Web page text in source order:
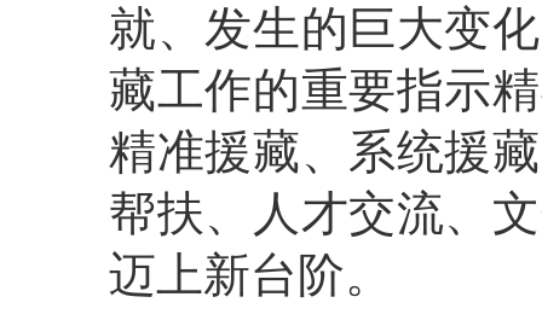
就、发生的巨大变
藏工作的重要指示
精准援藏、系统援
帮扶、人才交流、
迈上新台阶。